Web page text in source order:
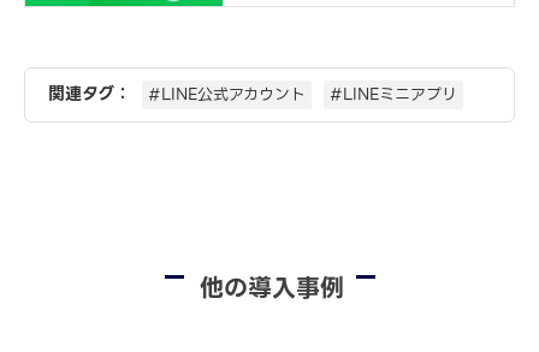
関連タグ： #LINE公式アカウント #LINEミニアプリ
他の導入事例